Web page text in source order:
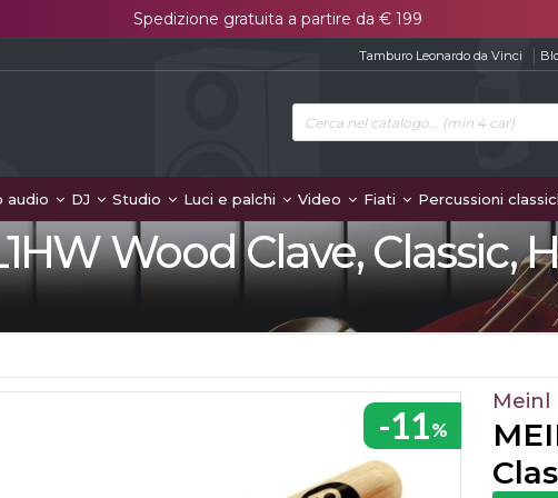
Spedizione gratuita a partire da € 199
Tamburo Leonardo da Vinci
audio DJ Studio Luci e palchi Video Fiati Percussioni
Wood Clave, Classic,
-11%
Meinl